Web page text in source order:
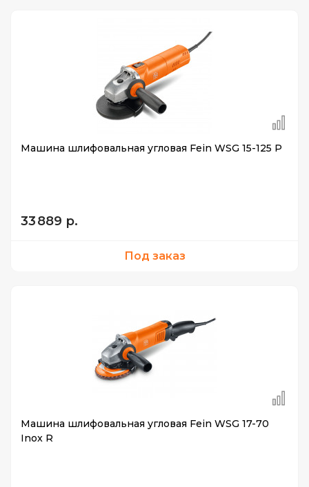
Машина шлифовальная угловая Fein WSG 15-125 P
33 889 р.
Под заказ
Машина шлифовальная угловая Fein WSG 17-70
Inox R